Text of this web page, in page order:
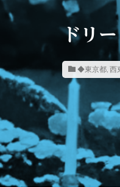
ドリ
◆東京都, 西